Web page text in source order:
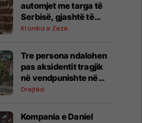
automjet me targa të
Serbisë, gjashtë të
arrestuar në Prishtinë
Kronika e Zezë
Tre persona ndalohen
pas aksidentit tragjik
në vendpunishte në
Prishtinë, Prokuroria
Drejtësi
Kompania e Daniel